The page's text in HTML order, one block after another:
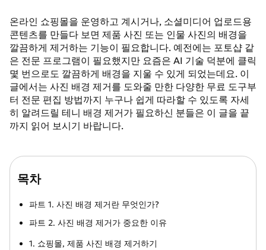
온라인 쇼핑몰을 운영하고 계시거나, 소셜미디어 업로드용
콘텐츠를 만들다 보면 제품 사진 또는 인물 사진의 배경을
깔끔하게 제거하는 기능이 필요합니다. 예전에는 포토샵 같
은 전문 프로그램이 필요했지만 요즘은 AI 기술 덕분에 클릭
몇 번으로도 깔끔하게 배경을 지울 수 있게 되었는데요. 이
글에서는 사진 배경 제거를 도와줄 만한 다양한 무료 도구부
터 전문 편집 방법까지 누구나 쉽게 따라할 수 있도록 자세
히 알려드릴 테니 배경 제거가 필요하신 분들은 이 글을 끝
까지 읽어 보시기 바랍니다.
목차
파트 1. 사진 배경 제거란 무엇인가?
파트 2. 사진 배경 제거가 중요한 이유
1. 쇼핑몰, 제품 사진 배경 제거하기